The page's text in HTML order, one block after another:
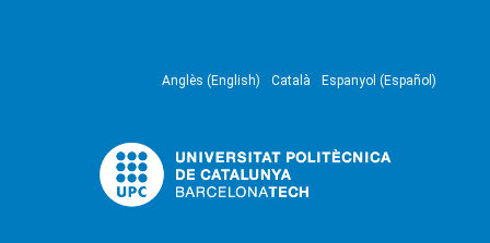
Anglès (English) Català Espanyol (Español)